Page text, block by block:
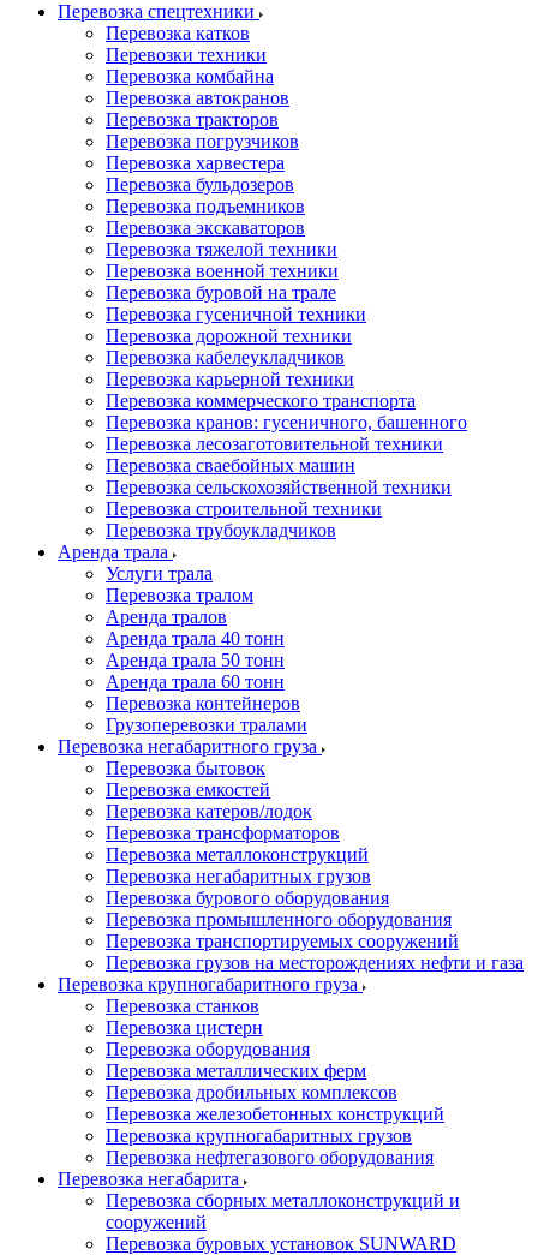
Перевозка спецтехники
Перевозка катков
Перевозки техники
Перевозка комбайна
Перевозка автокранов
Перевозка тракторов
Перевозка погрузчиков
Перевозка харвестера
Перевозка бульдозеров
Перевозка подъемников
Перевозка экскаваторов
Перевозка тяжелой техники
Перевозка военной техники
Перевозка буровой на трале
Перевозка гусеничной техники
Перевозка дорожной техники
Перевозка кабелеукладчиков
Перевозка карьерной техники
Перевозка коммерческого транспорта
Перевозка кранов: гусеничного, башенного
Перевозка лесозаготовительной техники
Перевозка сваебойных машин
Перевозка сельскохозяйственной техники
Перевозка строительной техники
Перевозка трубоукладчиков
Аренда трала
Услуги трала
Перевозка тралом
Аренда тралов
Аренда трала 40 тонн
Аренда трала 50 тонн
Аренда трала 60 тонн
Перевозка контейнеров
Грузоперевозки тралами
Перевозка негабаритного груза
Перевозка бытовок
Перевозка емкостей
Перевозка катеров/лодок
Перевозка трансформаторов
Перевозка металлоконструкций
Перевозка негабаритных грузов
Перевозка бурового оборудования
Перевозка промышленного оборудования
Перевозка транспортируемых сооружений
Перевозка грузов на месторождениях нефти и газа
Перевозка крупногабаритного груза
Перевозка станков
Перевозка цистерн
Перевозка оборудования
Перевозка металлических ферм
Перевозка дробильных комплексов
Перевозка железобетонных конструкций
Перевозка крупногабаритных грузов
Перевозка нефтегазового оборудования
Перевозка негабарита
Перевозка сборных металлоконструкций и
сооружений
Перевозка буровых установок SUNWARD